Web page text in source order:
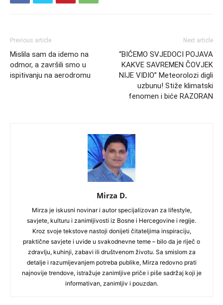
Previous article
Mislila sam da idemo na
odmor, a završili smo u
ispitivanju na aerodromu
Next article
“BIĆEMO SVJEDOCI POJAVA
KAKVE SAVREMEN ČOVJEK
NIJE VIDIO” Meteorolozi digli
uzbunu! Stiže klimatski
fenomen i biće RAZORAN
Mirza D.
Mirza je iskusni novinar i autor specijalizovan za lifestyle,
savjete, kulturu i zanimljivosti iz Bosne i Hercegovine i regije.
Kroz svoje tekstove nastoji donijeti čitateljima inspiraciju,
praktične savjete i uvide u svakodnevne teme – bilo da je riječ o
zdravlju, kuhinji, zabavi ili društvenom životu. Sa smislom za
detalje i razumijevanjem potreba publike, Mirza redovno prati
najnovije trendove, istražuje zanimljive priče i piše sadržaj koji je
informativan, zanimljiv i pouzdan.